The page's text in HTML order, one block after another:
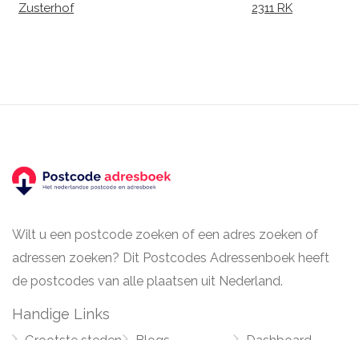
Zusterhof 2311 RK
Wilt u een postcode zoeken of een adres zoeken of
adressen zoeken? Dit Postcodes Adressenboek heeft
de postcodes van alle plaatsen uit Nederland.
Handige Links